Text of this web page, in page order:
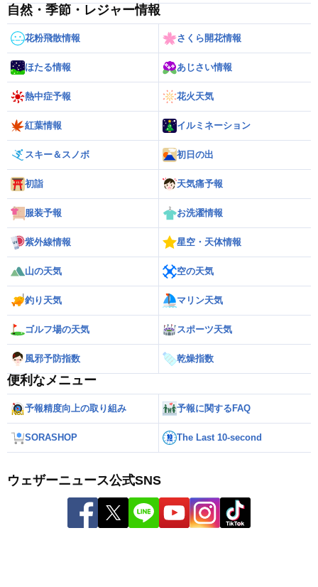
自然・季節・レジャー情報
花粉飛散情報 さくら開花情報
ほたる情報 あじさい情報
熱中症予報 花火天気
紅葉情報 イルミネーション
スキー＆スノボ 初日の出
初詣 天気痛予報
服装予報 お洗濯情報
紫外線情報 星空・天体情報
山の天気 空の天気
釣り天気 マリン天気
ゴルフ場の天気 スポーツ天気
風邪予防指数 乾燥指数
便利なメニュー
予報精度向上の取り組み 予報に関するFAQ
SORASHOP The Last 10-second
ウェザーニュース公式SNS